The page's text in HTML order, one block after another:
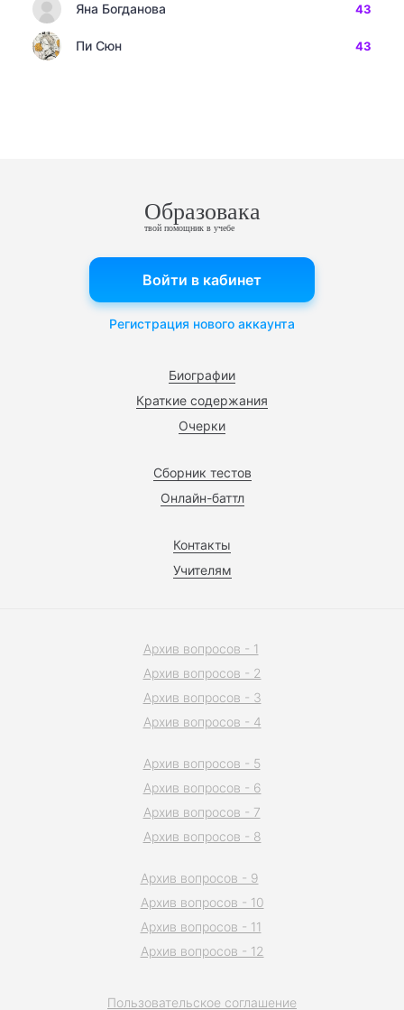
Яна Богданова 43
Пи Сюн 43
Образовака
твой помощник в учебе
Биографии
Краткие содержания
Очерки
Сборник тестов
Онлайн-баттл
Контакты
Учителям
Войти в кабинет
Регистрация нового аккаунта
Пользовательское соглашение
Архив вопросов - 1
Архив вопросов - 2
Архив вопросов - 3
Архив вопросов - 4
Архив вопросов - 5
Архив вопросов - 6
Архив вопросов - 7
Архив вопросов - 8
Архив вопросов - 9
Архив вопросов - 10
Архив вопросов - 11
Архив вопросов - 12